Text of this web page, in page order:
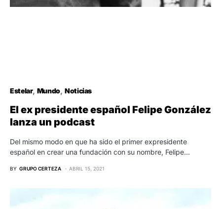
Estelar Mundo Noticias
El ex presidente español Felipe González
lanza un podcast
Del mismo modo en que ha sido el primer expresidente
español en crear una fundación con su nombre, Felipe…
BY GRUPO CERTEZA ABRIL 15, 2021